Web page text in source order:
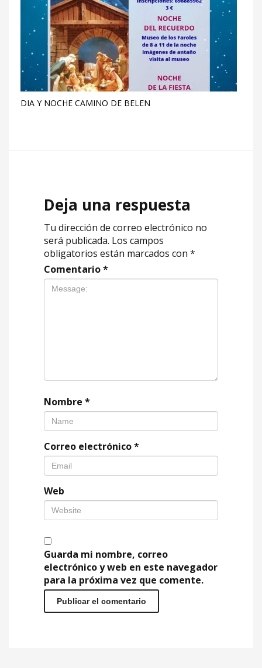
DIA Y NOCHE CAMINO DE BELEN
Deja una respuesta
Tu dirección de correo electrónico no
será publicada. Los campos
obligatorios están marcados con *
Comentario*
Nombre *
Correo electrónico*
Web
Guarda mi nombre, correo
electrónico y web en este navegador
para la próxima vez que comente.